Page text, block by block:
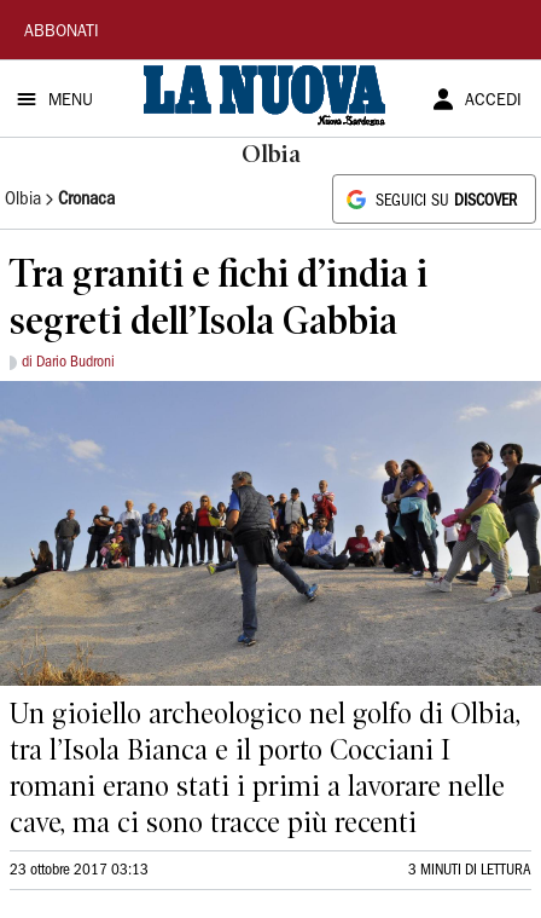
La
Nuova
Sardegna
ABBONATI
MENU ACCEDI
Olbia
Olbia Cronaca SEGUICI SU DISCOVER
Tra graniti e fichi d’india i
segreti dell’Isola Gabbia
di Dario Budroni
Un gioiello archeologico nel golfo di Olbia,
tra l’Isola Bianca e il porto Cocciani I
romani erano stati i primi a lavorare nelle
cave, ma ci sono tracce più recenti
23 ottobre 2017 03:13 3 MINUTI DI LETTURA